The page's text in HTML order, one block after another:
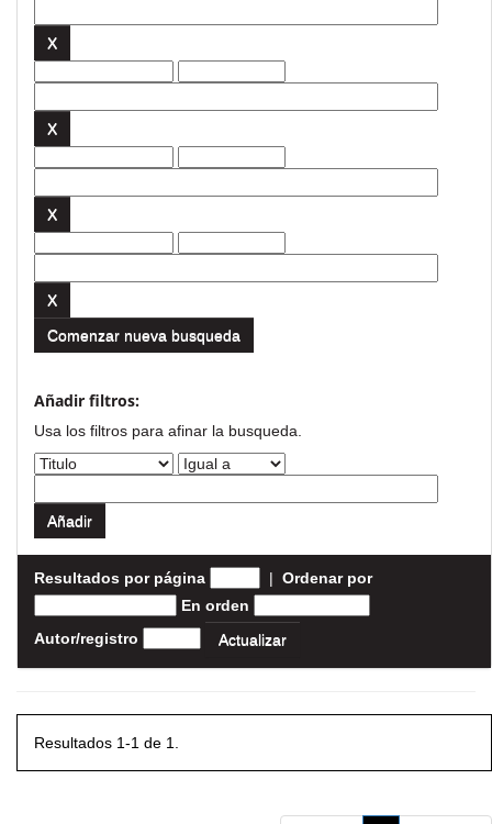
Comenzar nueva busqueda
Añadir filtros:
Usa los filtros para afinar la busqueda.
Resultados por página | Ordenar por
En orden
Autor/registro
Resultados 1-1 de 1.